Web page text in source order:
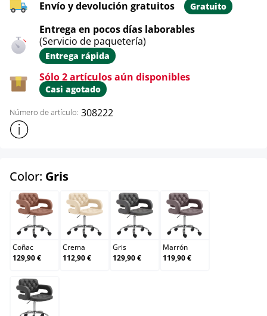
Envío y devolución gratuitos Gratuito
Entrega en pocos días laborables
(Servicio de paquetería)
Entrega rápida
Sólo 2 artículos aún disponibles
Casi agotado
Número de artículo: 308222
Mostrar más información sobre el producto
Color: Grisselect
Coñac
Coñac
129,90 €
Crema
Crema
112,90 €
Gris
Gris
129,90 €
Marrón
Marrón
119,90 €
Negro